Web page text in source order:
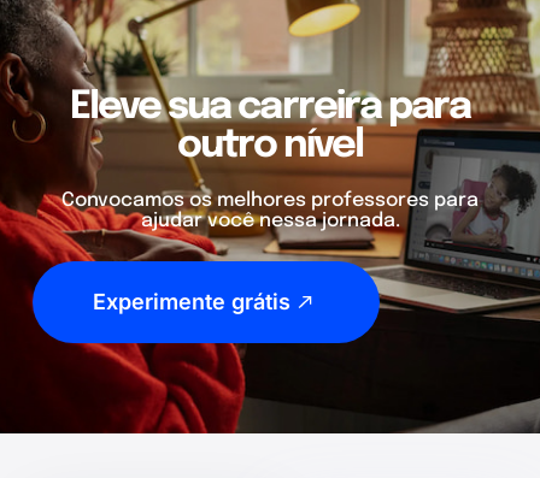
Eleve sua carreira para
outro nível
Convocamos os melhores professores para
ajudar você nessa jornada.
Experimente grátis